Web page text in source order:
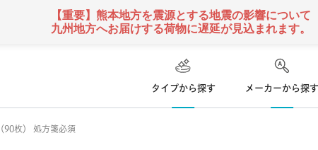
【重要】熊本地方を震源とする地震の影響について
九州地方へお届けする荷物に遅延が見込まれます。
タイプから探す メーカーから探す
90枚） 処方箋必須